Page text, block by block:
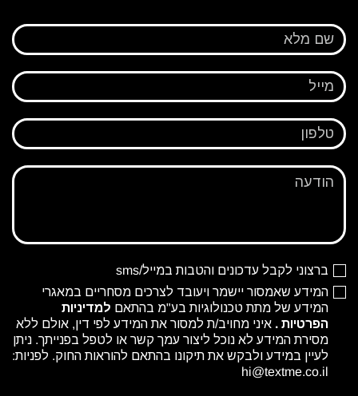
שם מלא
מייל
טלפון
הודעה
ברצוני לקבל עדכונים והטבות במייל/sms
המידע שאמסור יישמר ויעובד לצרכים מסחריים במאגרי
המידע של מתת טכנולוגיות בע"מ בהתאם למדיניות
הפרטיות . איני מחויב/ת למסור את המידע לפי דין, אולם ללא
מסירת המידע לא נוכל ליצור עמך קשר או לטפל בפנייתך. ניתן
לעיין במידע ולבקש את תיקונו בהתאם להוראות החוק. לפניות:
hi@textme.co.il